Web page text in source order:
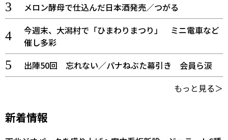
メロン酵母で仕込んだ日本酒発売／つがる
今週末、大潟村で「ひまわりまつり」 ミニ電車など
催し多彩
出陣50回 忘れない／パナねぶた幕引き 会員ら涙
もっと見る＞
新着情報